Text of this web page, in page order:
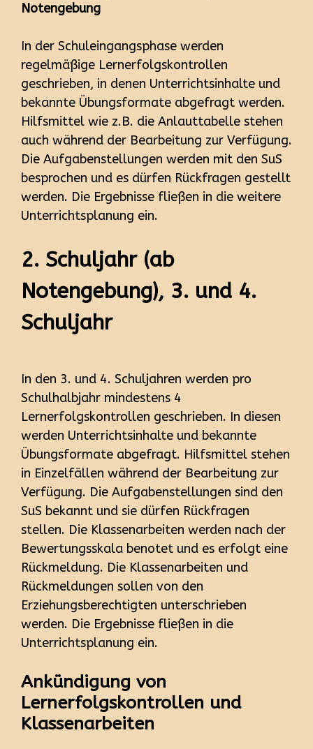
Notengebung
In der Schuleingangsphase werden
regelmäßige Lernerfolgskontrollen
geschrieben, in denen Unterrichtsinhalte und
bekannte Übungsformate abgefragt werden.
Hilfsmittel wie z.B. die Anlauttabelle stehen
auch während der Bearbeitung zur Verfügung.
Die Aufgabenstellungen werden mit den SuS
besprochen und es dürfen Rückfragen gestellt
werden. Die Ergebnisse fließen in die weitere
Unterrichtsplanung ein.
2. Schuljahr (ab
Notengebung), 3. und 4.
Schuljahr
In den 3. und 4. Schuljahren werden pro
Schulhalbjahr mindestens 4
Lernerfolgskontrollen geschrieben. In diesen
werden Unterrichtsinhalte und bekannte
Übungsformate abgefragt. Hilfsmittel stehen
in Einzelfällen während der Bearbeitung zur
Verfügung. Die Aufgabenstellungen sind den
SuS bekannt und sie dürfen Rückfragen
stellen. Die Klassenarbeiten werden nach der
Bewertungsskala benotet und es erfolgt eine
Rückmeldung. Die Klassenarbeiten und
Rückmeldungen sollen von den
Erziehungsberechtigten unterschrieben
werden. Die Ergebnisse fließen in die
Unterrichtsplanung ein.
Ankündigung von
Lernerfolgskontrollen und
Klassenarbeiten